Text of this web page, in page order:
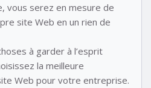
vous serez en mesure de
site Web en un rien de
à garder à l’esprit
la meilleure
Web pour votre entreprise.